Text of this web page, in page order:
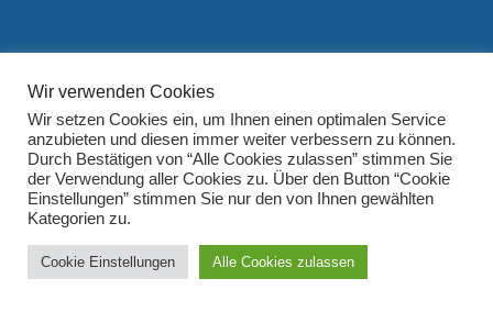
Impressum
Datenschutzerklärung
Wir verwenden Cookies
Wir setzen Cookies ein, um Ihnen einen optimalen Service
anzubieten und diesen immer weiter verbessern zu können.
Durch Bestätigen von “Alle Cookies zulassen” stimmen Sie
der Verwendung aller Cookies zu. Über den Button “Cookie
Einstellungen” stimmen Sie nur den von Ihnen gewählten
Kategorien zu.
Cookie Einstellungen Alle Cookies zulassen